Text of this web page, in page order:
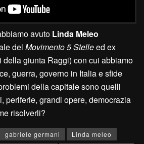
avuto Linda Meleo
del Movimento 5 Stelleed ex
della giunta Raggi) con cui abbiamo
guerra, governo in Italia e sfide
della capitale sono quelli
periferie, grandi opere, democrazia
risolverli?
gabriele germani
Linda meleo